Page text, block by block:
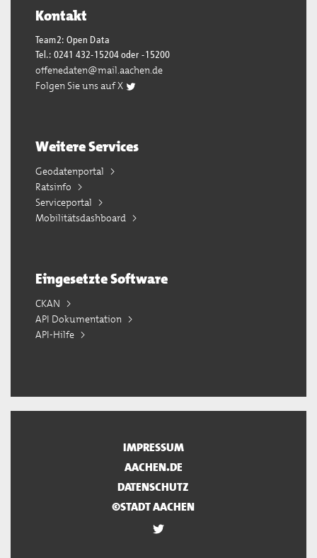
Kontakt
Team2: Open Data
Tel.: 0241 432-15204 oder -15200
offenedaten@mail.aachen.de
Folgen Sie uns auf X
Weitere Services
Geodatenportal
Ratsinfo
Serviceportal
Mobilitätsdashboard
Eingesetzte Software
CKAN
API Dokumentation
API-Hilfe
IMPRESSUM
AACHEN.DE
DATENSCHUTZ
©STADT AACHEN